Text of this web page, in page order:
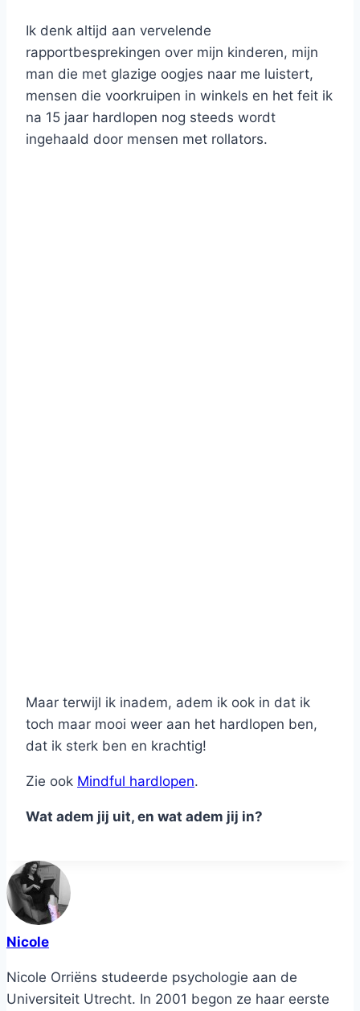
Ik denk altijd aan vervelende
rapportbesprekingen over mijn kinderen, mijn
man die met glazige oogjes naar me luistert,
mensen die voorkruipen in winkels en het feit ik
na 15 jaar hardlopen nog steeds wordt
ingehaald door mensen met rollators.
Maar terwijl ik inadem, adem ik ook in dat ik
toch maar mooi weer aan het hardlopen ben,
dat ik sterk ben en krachtig!
Zie ook Mindful hardlopen.
Wat adem jij uit, en wat adem jij in?
Nicole
Nicole Orriëns studeerde psychologie aan de
Universiteit Utrecht. In 2001 begon ze haar eerste